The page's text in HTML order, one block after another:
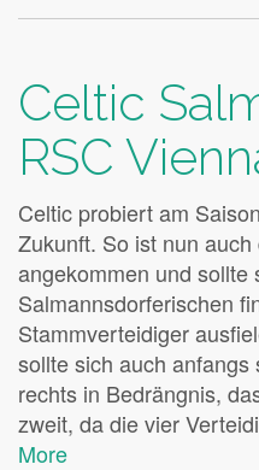
Celtic
RSC
Celtic probiert am
Zukunft. So ist nun
angekommen und sollte
Salmannsdorferischen
Stammverteidiger
sollte sich auch
rechts in Bedrängnis,
zweit, da die vier
More